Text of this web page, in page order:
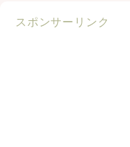
スポンサーリンク